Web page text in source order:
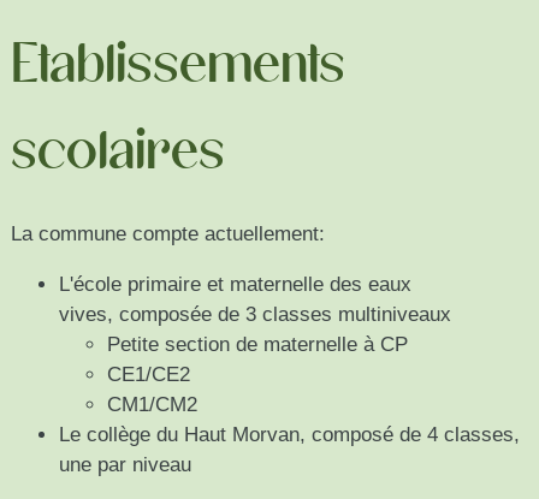
Établissements
scolaires
La commune compte actuellement:
L'école primaire et maternelle des eaux
vives, composée de 3 classes multiniveaux
Petite section de maternelle à CP
CE1/CE2
CM1/CM2
Le collège du Haut Morvan, composé de 4 classes,
une par niveau